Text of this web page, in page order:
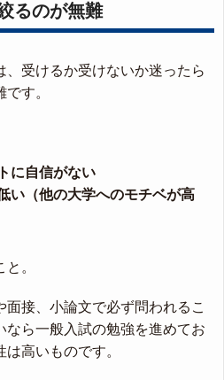
るのが無難
受けるか受けないか迷ったら
す。
に自信がない
い（他の大学へのモチベが高
。
面接、小論文で必ず問われるこ
なら一般入試の勉強を進めてお
高いものです。